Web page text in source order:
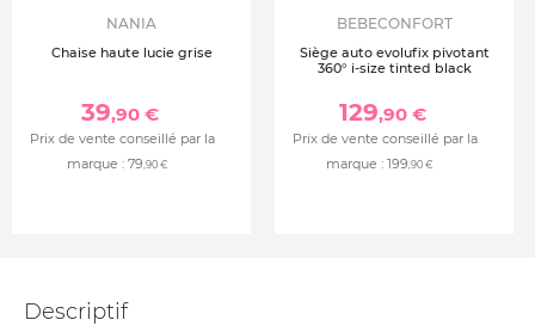
NANIA
Chaise haute lucie grise
39,90 €
Prix de vente conseillé par la
marque : 79,90 €
BEBECONFORT
Siège auto evolufix pivotant
360° i-size tinted black
129,90 €
Prix de vente conseillé par la
marque : 199,90 €
Descriptif